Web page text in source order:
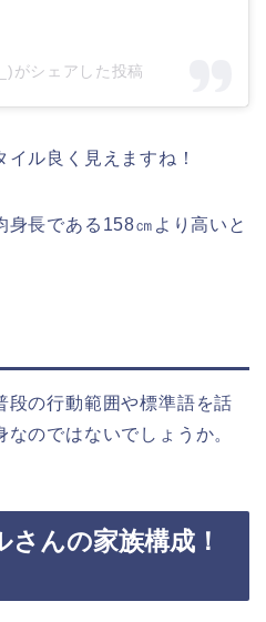
がシェアした投稿
ル良く見えますね！
身長である158㎝より高いと
段の行動範囲や標準語を話
のではないでしょうか。
んの家族構成！